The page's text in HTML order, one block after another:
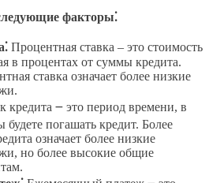
факторы⁚
Процентная ставка ‒ это стоимость
в процентах от суммы кредита.
ставка означает более низкие
кредита ౼ это период времени, в
будете погашать кредит. Более
означает более низкие
но более высокие общие